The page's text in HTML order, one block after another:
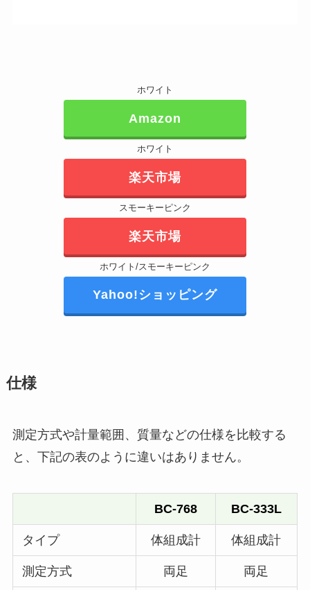
ホワイト
Amazon
ホワイト
楽天市場
スモーキーピンク
楽天市場
ホワイト/スモーキーピンク
Yahoo!ショッピング
仕様
測定方式や計量範囲、質量などの仕様を比較する
と、下記の表のように違いはありません。
BC-768 BC-333L
タイプ 体組成計 体組成計
測定方式 両足 両足